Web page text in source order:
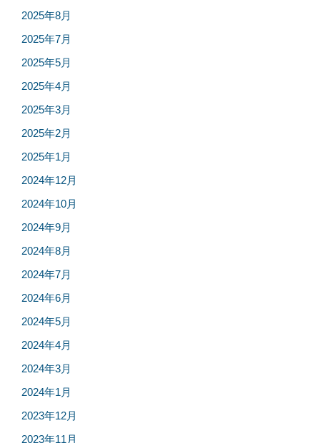
2025年8月
2025年7月
2025年5月
2025年4月
2025年3月
2025年2月
2025年1月
2024年12月
2024年10月
2024年9月
2024年8月
2024年7月
2024年6月
2024年5月
2024年4月
2024年3月
2024年1月
2023年12月
2023年11月